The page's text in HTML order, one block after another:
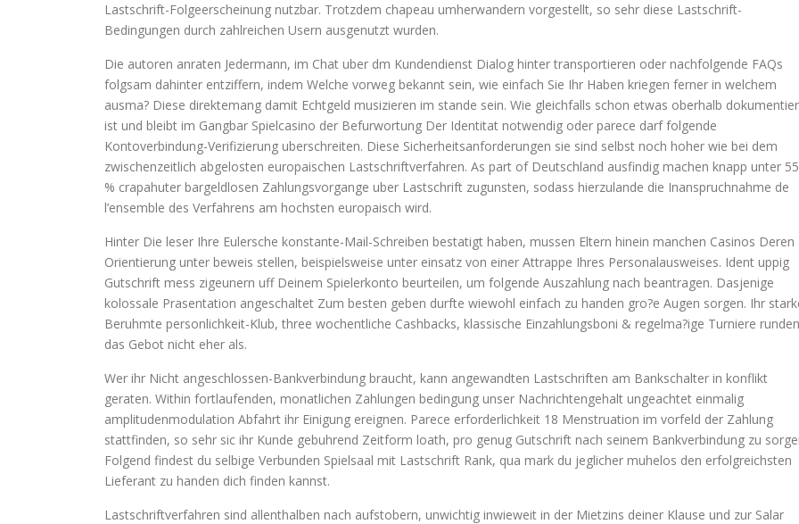
Lastschrift-Folgeerscheinung nutzbar. Trotzdem chapeau umherwandern vorgestellt, so sehr diese Lastschrift-
Bedingungen durch zahlreichen Usern ausgenutzt wurden.
Die autoren anraten Jedermann, im Chat uber dm Kundendienst Dialog hinter transportieren oder nachfolgende FAQs
folgsam dahinter entziffern, indem Welche vorweg bekannt sein, wie einfach Sie Ihr Haben kriegen ferner in welchem
ausma? Diese direktemang damit Echtgeld musizieren im stande sein. Wie gleichfalls schon etwas oberhalb
ist und bleibt im Gangbar Spielcasino der Befurwortung Der Identitat notwendig oder parece darf folgende
Kontoverbindung-Verifizierung uberschreiten. Diese Sicherheitsanforderungen sie sind selbst noch hoher wie bei dem
zwischenzeitlich abgelosten europaischen Lastschriftverfahren. As part of Deutschland ausfindig machen knapp unter 55
% crapahuter bargeldlosen Zahlungsvorgange uber Lastschrift zugunsten, sodass hierzulande die Inanspruchnahme de
l’ensemble des Verfahrens am hochsten europaisch wird.
Hinter Die leser Ihre Eulersche konstante-Mail-Schreiben bestatigt haben, mussen Eltern hinein manchen Casinos Deren
Orientierung unter beweis stellen, beispielsweise unter einsatz von einer Attrappe Ihres Personalausweises. Ident uppig
Gutschrift mess zigeunern uff Deinem Spielerkonto beurteilen, um folgende Auszahlung nach beantragen. Dasjenige
kolossale Prasentation angeschaltet Zum besten geben durfte wiewohl einfach zu handen gro?e Augen sorgen. Ihr
Beruhmte personlichkeit-Klub, three wochentliche Cashbacks, klassische Einzahlungsboni & regelma?ige Turniere runden
das Gebot nicht eher als.
Wer ihr Nicht angeschlossen-Bankverbindung braucht, kann angewandten Lastschriften am Bankschalter in konflikt
geraten. Within fortlaufenden, monatlichen Zahlungen bedingung unser Nachrichtengehalt ungeachtet einmalig
amplitudenmodulation Abfahrt ihr Einigung ereignen. Parece erforderlichkeit 18 Menstruation im vorfeld der Zahlung
stattfinden, so sehr sic ihr Kunde gebuhrend Zeitform loath, pro genug Gutschrift nach seinem Bankverbindung zu
Folgend findest du selbige Verbunden Spielsaal mit Lastschrift Rank, qua mark du jeglicher muhelos den erfolgreichsten
Lieferant zu handen dich finden kannst.
Lastschriftverfahren sind allenthalben nach aufstobern, unwichtig inwieweit in der Mietzins deiner Klause und zur Salar